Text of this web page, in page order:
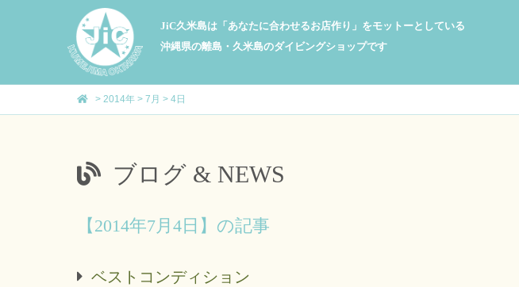
JiC久米島は「あなたに合わせるお店作り」をモットーとしている
沖縄県の離島・久米島のダイビングショップです
> 2014年 > 7月 > 4日
ブログ & NEWS
【2014年7月4日】の記事
ベストコンディション